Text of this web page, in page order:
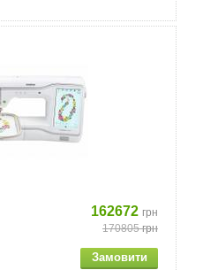
162672 грн
170805грн